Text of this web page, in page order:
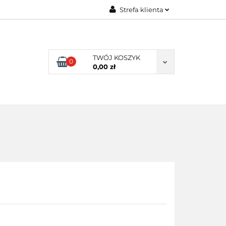
Strefa klienta
Zarejestruj się
Dodaj zgłoszenie
0
TWÓJ KOSZYK
0,00 zł
KLIENCI